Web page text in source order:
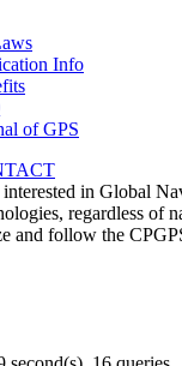
Info
of GPS
in Global
regardless of
and follow the